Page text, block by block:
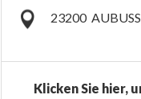
23200
Klicken Sie hier,